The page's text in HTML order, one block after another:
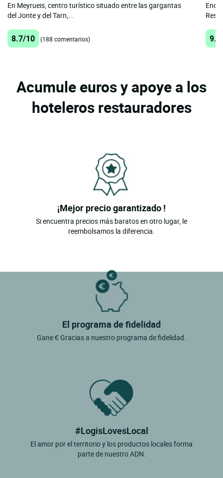
En Meyrueis, centro turístico situado entre las gargantas
del Jonte y del Tarn,...
8.7/10 (188 comentarios)
Acumule euros y apoye a los
hoteleros restauradores
¡Mejor precio garantizado !
Si encuentra precios más baratos en otro lugar, le
reembolsamos la diferencia.
El programa de fidelidad
Gane € Gracias a nuestro programa de fidelidad.
#LogisLovesLocal
El amor por el territorio y los productos locales forma
parte de nuestro ADN.